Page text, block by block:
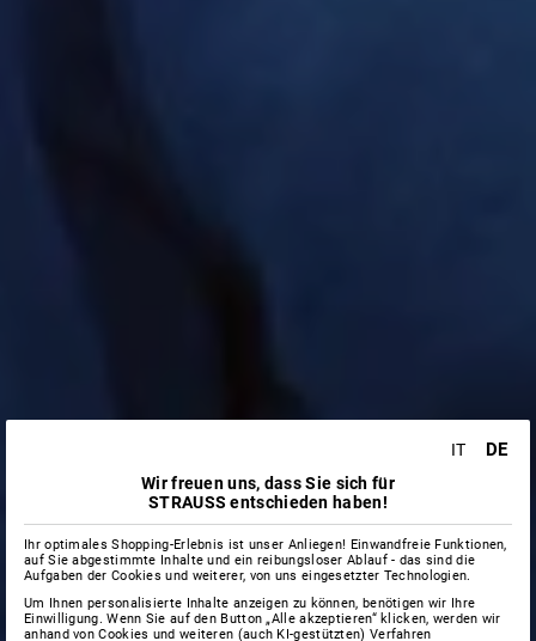
IT DE
Wir freuen uns, dass Sie sich für
STRAUSS entschieden haben!
Ihr optimales Shopping-Erlebnis ist unser Anliegen! Einwandfreie Funktionen,
auf Sie abgestimmte Inhalte und ein reibungsloser Ablauf - das sind die
Aufgaben der Cookies und weiterer, von uns eingesetzter Technologien.
Um Ihnen personalisierte Inhalte anzeigen zu können, benötigen wir Ihre
Einwilligung. Wenn Sie auf den Button „Alle akzeptieren“ klicken, werden wir
anhand von Cookies und weiteren (auch KI-gestützten) Verfahren